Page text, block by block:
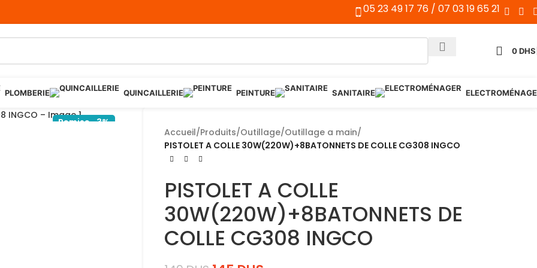
05 23 49 17 76 / 07 03 19 65 21
0DHS
PLOMBERIE QUINCAILLERIE PEINTURE SANITAIRE
Remise -3%
Accueil/Produits/Outillage/Outillage a main/
PISTOLET A COLLE 30W(220W)+8BATONNETS DE COLLE CG308 INGCO
PISTOLET A COLLE
30W(220W)+8BATONNETS DE
COLLE CG308 INGCO